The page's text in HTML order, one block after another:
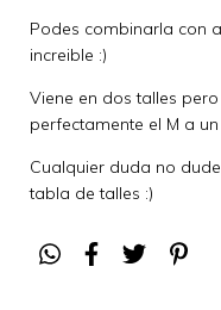
Podes combinarla con
increible :)
Viene en dos talles
perfectamente el M a un
Cualquier duda no
tabla de talles :)